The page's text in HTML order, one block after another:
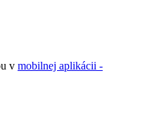
v mobilnej aplikácii -